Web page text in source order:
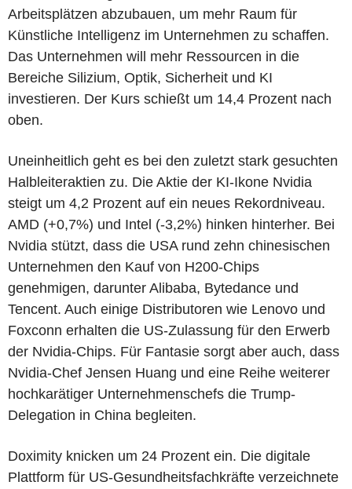
Arbeitsplätzen abzubauen, um mehr Raum für
Künstliche Intelligenz im Unternehmen zu schaffen.
Das Unternehmen will mehr Ressourcen in die
Bereiche Silizium, Optik, Sicherheit und KI
investieren. Der Kurs schießt um 14,4 Prozent nach
oben.
Uneinheitlich geht es bei den zuletzt stark gesuchten
Halbleiteraktien zu. Die Aktie der KI-Ikone Nvidia
steigt um 4,2 Prozent auf ein neues Rekordniveau.
AMD (+0,7%) und Intel (-3,2%) hinken hinterher. Bei
Nvidia stützt, dass die USA rund zehn chinesischen
Unternehmen den Kauf von H200-Chips
genehmigen, darunter Alibaba, Bytedance und
Tencent. Auch einige Distributoren wie Lenovo und
Foxconn erhalten die US-Zulassung für den Erwerb
der Nvidia-Chips. Für Fantasie sorgt aber auch, dass
Nvidia-Chef Jensen Huang und eine Reihe weiterer
hochkarätiger Unternehmenschefs die Trump-
Delegation in China begleiten.
Doximity knicken um 24 Prozent ein. Die digitale
Plattform für US-Gesundheitsfachkräfte verzeichnete